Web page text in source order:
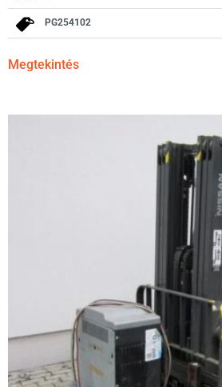
PG254102
Megtekintés